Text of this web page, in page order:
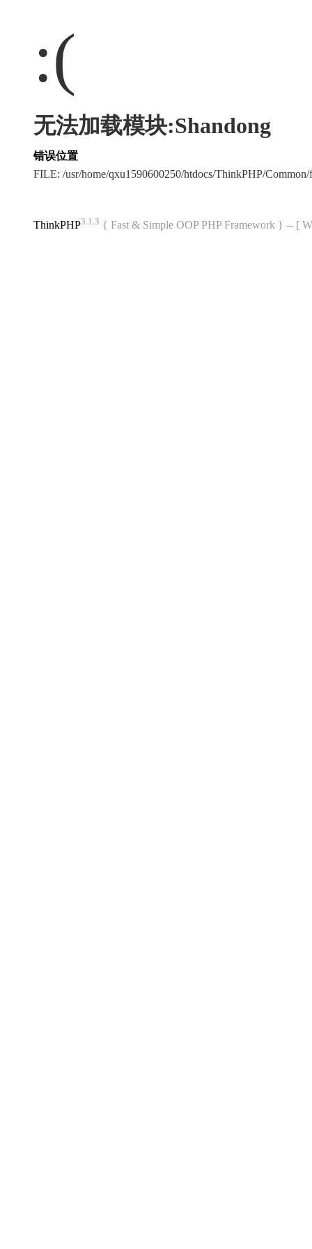
:(
无法加载模块:Shandong
错误位置
FILE: /usr/home/qxu1590600250/htdocs/ThinkPHP/
ThinkPHP3.1.3 { Fast & Simple OOP PHP Framework } -- [